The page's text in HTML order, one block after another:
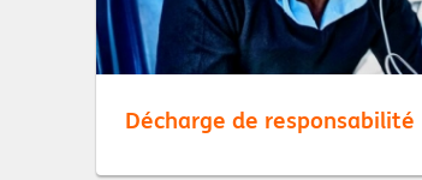
Décharge de responsabilité